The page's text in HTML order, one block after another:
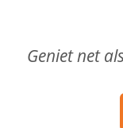
Geniet net